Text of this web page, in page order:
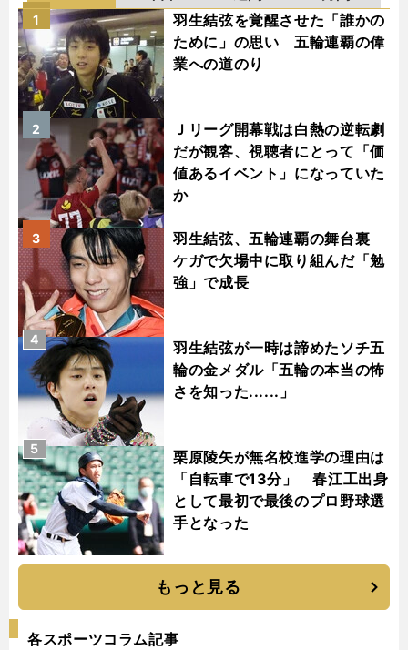
羽生結弦を覚醒させた「誰かの
ために」の思い 五輪連覇の偉
業への道のり
1
Ｊリーグ開幕戦は白熱の逆転劇
だが観客、視聴者にとって「価
値あるイベント」になっていた
か
2
羽生結弦、五輪連覇の舞台裏
ケガで欠場中に取り組んだ「勉
強」で成長
3
羽生結弦が一時は諦めたソチ五
輪の金メダル「五輪の本当の怖
さを知った......」
4
栗原陵矢が無名校進学の理由は
「自転車で13分」 春江工出身
として最初で最後のプロ野球選
手となった
5
もっと見る
各スポーツコラム記事